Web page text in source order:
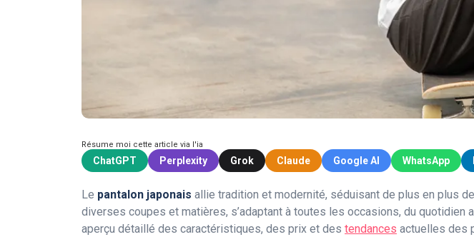
Résume moi cette article via l'ia
ChatGPT Perplexity Grok Claude Google AI WhatsApp
Le pantalon japonais allie tradition et modernité, séduisant de plus en plus
diverses coupes et matières, s’adaptant à toutes les occasions, du
aperçu détaillé des caractéristiques, des prix et des tendances actuelles des